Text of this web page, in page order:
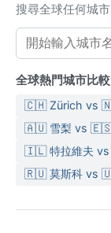
搜尋全球任何城
全球熱門城市比
🇨🇭 Zürich vs
🇦🇺 雪梨 vs 🇪🇸
🇮🇱 特拉維夫
🇷🇺 莫斯科 vs